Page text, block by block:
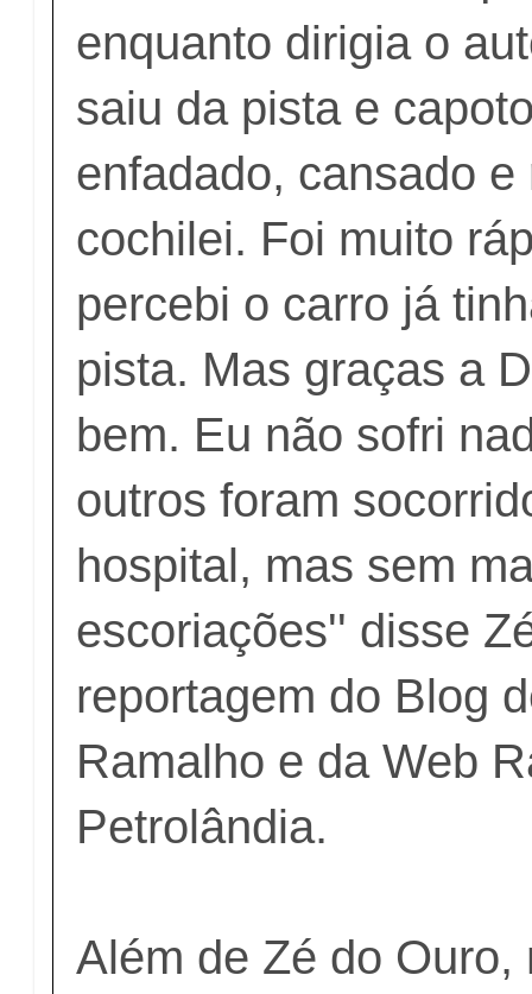
enquanto dirigia o
saiu da pista e
enfadado, cansado
cochilei. Foi muito
percebi o carro já
pista. Mas graças a
bem. Eu não sofri
outros foram
hospital, mas sem
escoriações'' disse
reportagem do Blog
Ramalho e da Web
Petrolândia.
Além de Zé do Ouro,